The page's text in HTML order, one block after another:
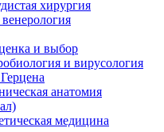
хирургия
и выбор
и вирусология
анатомия
медицина